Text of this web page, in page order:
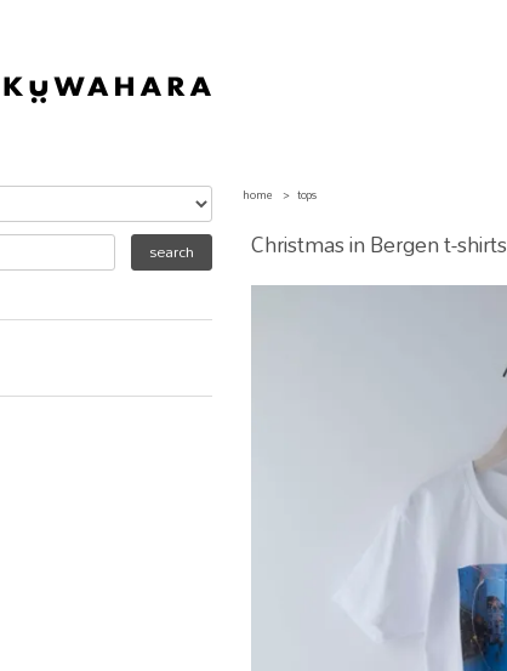
home > tops
Christmas in Bergen t-shirts